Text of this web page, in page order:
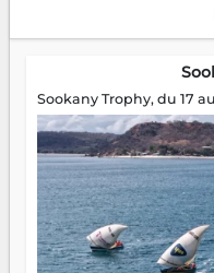
Sookany Trophy, du 17